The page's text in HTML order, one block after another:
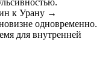
к Урану →
одновременно.
для внутренней